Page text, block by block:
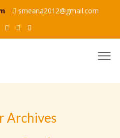
smeana2012@gmail.com
Archives